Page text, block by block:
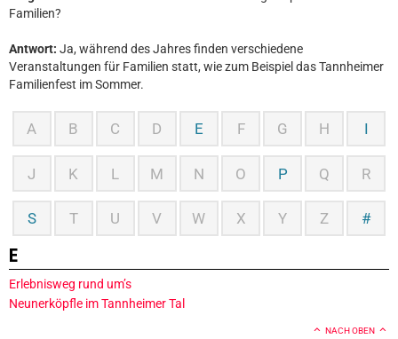
Familien?
Antwort: Ja, während des Jahres finden verschiedene
Veranstaltungen für Familien statt, wie zum Beispiel das Tannheimer
Familienfest im Sommer.
A B C D E F G H I
J K L M N O P Q R
S T U V W X Y Z #
E
Erlebnisweg rund um’s
Neunerköpfle im Tannheimer Tal
NACH OBEN